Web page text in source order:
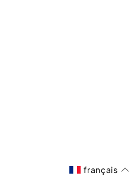
français